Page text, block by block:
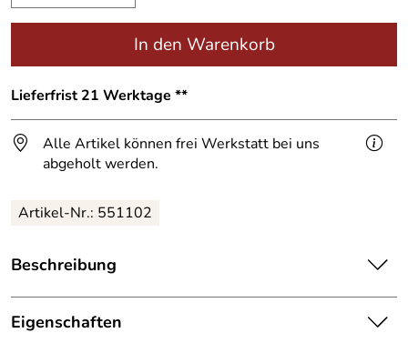
In den Warenkorb
Lieferfrist 21 Werktage **
Alle Artikel können frei Werkstatt bei uns
abgeholt werden.
Artikel-Nr.: 551102
Beschreibung
Abdeckring aus Edelstahl.
Wir können unsere Abdeckringe in jeder Form und in
Eigenschaften